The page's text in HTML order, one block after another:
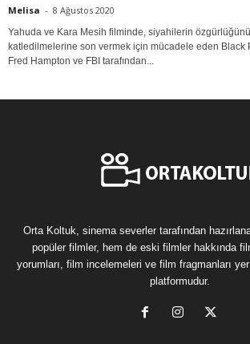
Melisa - 8 Ağustos 2020
Yahuda ve Kara Mesih filminde, siyahilerin
katledilmelerine son vermek için mücadele eden Black
Fred Hampton ve FBI tarafından...
Orta Koltuk, sinema severler tarafından
popüler filmler, hem de eski filmler hakkında
yorumları, film incelemeleri ve film fragmanları
platformudur.